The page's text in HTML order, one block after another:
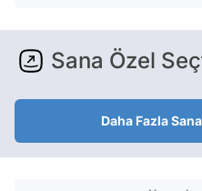
Sana Özel
Daha Fazla